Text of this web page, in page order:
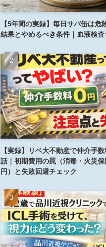
【5年間の実録】毎日サバ缶は危
結果とやめるべき条件｜血液検
【実録】リベ大不動産で仲介手
話｜初期費用の罠（消毒・火災
円）と失敗回避チェック